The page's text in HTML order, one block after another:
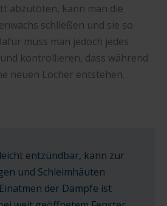
abzutöten, kann man die
schließen und sie so
muss man jedoch jedes
kontrollieren, dass während
neuen Löcher entstehen.
entzündbar, kann zur
und Schleimhäuten
der Dämpfe ist